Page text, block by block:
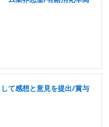
て感想と意見を提出/賞与